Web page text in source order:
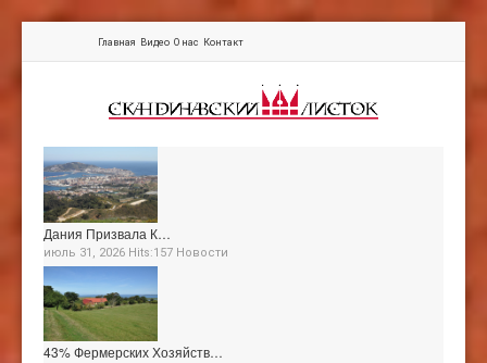
Главная Видео О нас Контакт
Дания Призвала К…
июль 31, 2026 Hits:157 Новости
43% Фермерских Хозяйств…